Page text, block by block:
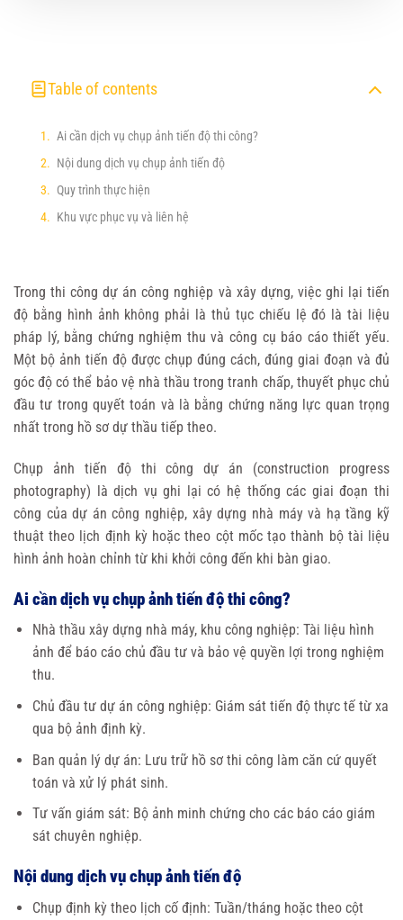
Table of contents
Ai cần dịch vụ chụp ảnh tiến độ thi công?
Nội dung dịch vụ chụp ảnh tiến độ
Quy trình thực hiện
Khu vực phục vụ và liên hệ
Trong thi công dự án công nghiệp và xây dựng, việc ghi lại tiến
độ bằng hình ảnh không phải là thủ tục chiếu lệ đó là tài liệu
pháp lý, bằng chứng nghiệm thu và công cụ báo cáo thiết yếu.
Một bộ ảnh tiến độ được chụp đúng cách, đúng giai đoạn và đủ
góc độ có thể bảo vệ nhà thầu trong tranh chấp, thuyết phục chủ
đầu tư trong quyết toán và là bằng chứng năng lực quan trọng
nhất trong hồ sơ dự thầu tiếp theo.
Chụp ảnh tiến độ thi công dự án (construction progress
photography) là dịch vụ ghi lại có hệ thống các giai đoạn thi
công của dự án công nghiệp, xây dựng nhà máy và hạ tầng kỹ
thuật theo lịch định kỳ hoặc theo cột mốc tạo thành bộ tài liệu
hình ảnh hoàn chỉnh từ khi khởi công đến khi bàn giao.
Ai cần dịch vụ chụp ảnh tiến độ thi công?
Nhà thầu xây dựng nhà máy, khu công nghiệp: Tài liệu hình
ảnh để báo cáo chủ đầu tư và bảo vệ quyền lợi trong nghiệm
thu.
Chủ đầu tư dự án công nghiệp: Giám sát tiến độ thực tế từ xa
qua bộ ảnh định kỳ.
Ban quản lý dự án: Lưu trữ hồ sơ thi công làm căn cứ quyết
toán và xử lý phát sinh.
Tư vấn giám sát: Bộ ảnh minh chứng cho các báo cáo giám
sát chuyên nghiệp.
Nội dung dịch vụ chụp ảnh tiến độ
Chụp định kỳ theo lịch cố định: Tuần/tháng hoặc theo cột